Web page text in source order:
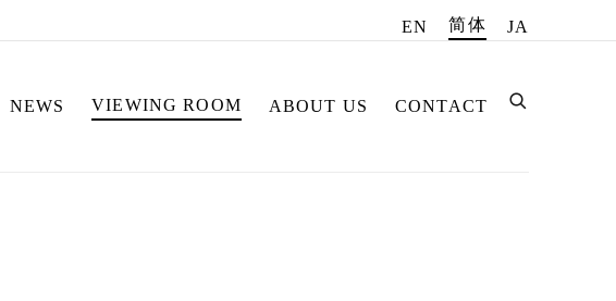
NEWS VIEWING ROOM ABOUT US CONTACT
EN 简体 JA